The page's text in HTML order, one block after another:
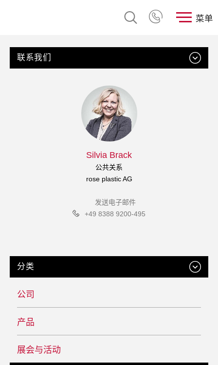
菜单
联系我们
Silvia Brack
公共关系
rose plastic AG
发送电子邮件
+49 8388 9200-495
分类
公司
产品
展会与活动